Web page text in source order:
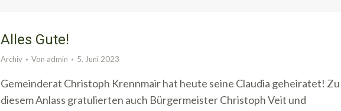
Alles Gute!
Archiv Von admin 5. Juni 2023
Gemeinderat Christoph Krennmair hat heute seine Claudia geheiratet! Zu
diesem Anlass gratulierten auch Bürgermeister Christoph Veit und